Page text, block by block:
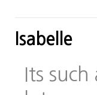
Isabelle
Its